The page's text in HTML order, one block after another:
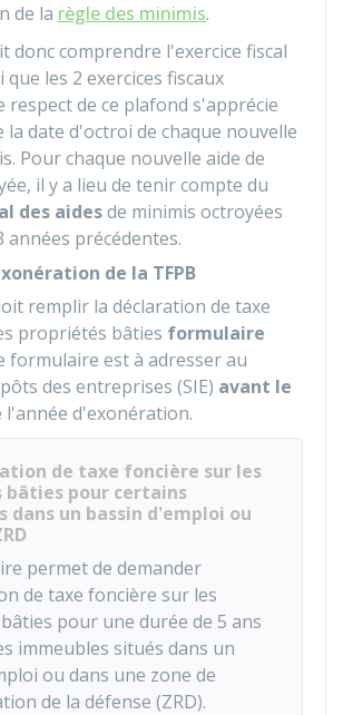
de la règle des minimis.
donc comprendre l'exercice fiscal
les 2 exercices fiscaux
respect de ce plafond s'apprécie
la date d'octroi de chaque nouvelle
Pour chaque nouvelle aide de
il y a lieu de tenir compte du
des aidesde minimis octroyées
années précédentes.
de la TFPB
remplir la déclaration de taxe
propriétés bâties formulaire
formulaire est à adresser au
des entreprises (SIE) avant le
l'année d'exonération.
de taxe foncière sur les
bâties pour certains
dans un bassin d'emploi ou
permet de demander
de taxe foncière sur les
pour une durée de 5 ans
immeubles situés dans un
ou dans une zone de
de la défense (ZRD).